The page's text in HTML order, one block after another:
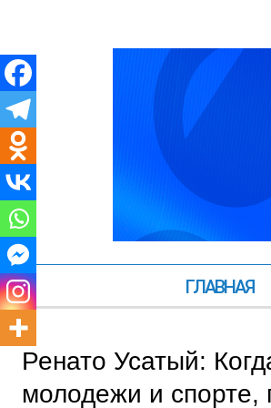
ГЛАВНАЯ
Ренато Усатый:
молодежи и спорте,